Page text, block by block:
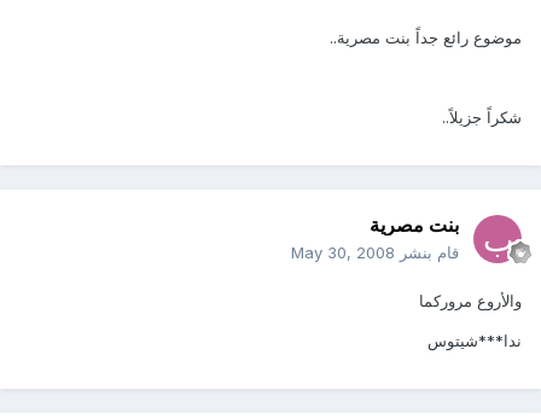
موضوع رائع جداً بنت مصرية..
شكراً جزيلاً..
بنت مصرية
قام بنشر May 30, 2008
والأروع مروركما
ندا***شيتوس